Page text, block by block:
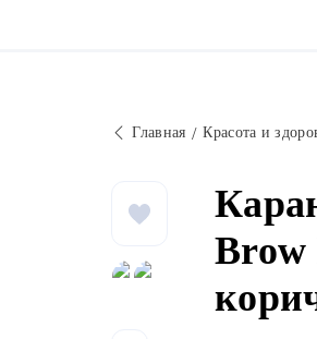
Главная Красота и
Brow